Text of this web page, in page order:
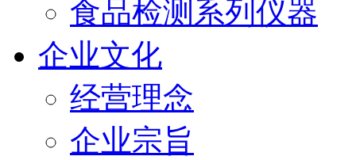
食品检测系列仪器
企业文化
经营理念
企业宗旨